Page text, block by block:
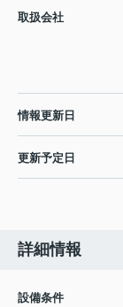
取扱会社
情報更新日
更新予定日
詳細情報
設備条件